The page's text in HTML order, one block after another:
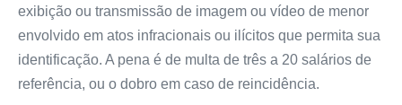
exibição ou transmissão de imagem ou vídeo de menor
envolvido em atos infracionais ou ilícitos que permita sua
identificação. A pena é de multa de três a 20 salários de
referência, ou o dobro em caso de reincidência.